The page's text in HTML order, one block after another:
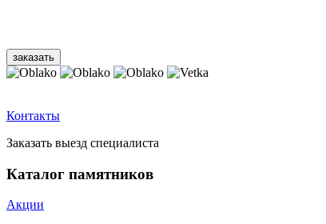
Контакты
Заказать выезд специалиста
Каталог памятников
Акции